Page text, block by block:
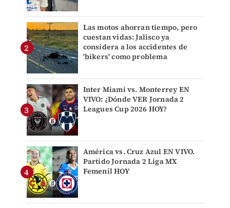
Las motos ahorran tiempo, pero
cuestan vidas: Jalisco ya
considera a los accidentes de
'bikers' como problema
Inter Miami vs. Monterrey EN
VIVO: ¿Dónde VER Jornada 2
Leagues Cup 2026 HOY?
América vs. Cruz Azul EN VIVO.
Partido Jornada 2 Liga MX
Femenil HOY